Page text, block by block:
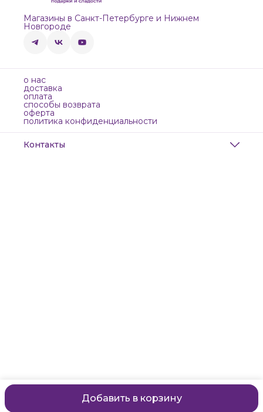
Добавить в корзину
Магазины в Санкт-Петербурге и Нижнем
Новгороде
о нас
доставка
оплата
способы возврата
оферта
политика конфиденциальности
Контакты